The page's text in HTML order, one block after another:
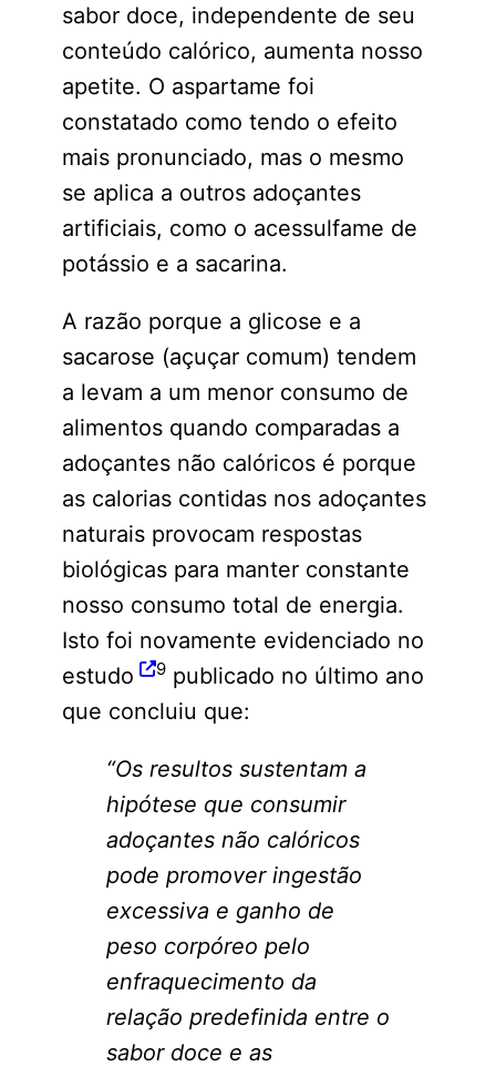
sabor doce, independente de seu
conteúdo calórico, aumenta nosso
apetite. O aspartame foi
constatado como tendo o efeito
mais pronunciado, mas o mesmo
se aplica a outros adoçantes
artificiais, como o acessulfame de
potássio e a sacarina.
A razão porque a glicose e a
sacarose (açuçar comum) tendem
a levam a um menor consumo de
alimentos quando comparadas a
adoçantes não calóricos é porque
as calorias contidas nos adoçantes
naturais provocam respostas
biológicas para manter constante
nosso consumo total de energia.
Isto foi novamente evidenciado no
estudo
9publicado no último ano
que concluiu que:
“Os resultos sustentam a
hipótese que consumir
adoçantes não calóricos
pode promover ingestão
excessiva e ganho de
peso corpóreo pelo
enfraquecimento da
relação predefinida entre o
sabor doce e as